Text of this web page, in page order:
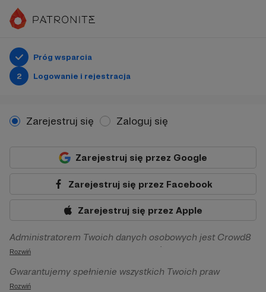
Próg wsparcia
2
Logowanie i rejestracja
Zarejestruj się Zaloguj się
Zarejestruj się przez Google
Zarejestruj się przez Facebook
Zarejestruj się przez Apple
Administratorem Twoich danych osobowych jest Crowd8
sp. z o.o. z siedziba w Warszawie, ul. Żwirki i Wigury 16, 02-
092 Warszawa. Twoje dane osobowe będą przetwarzane w
szczególności w celu wykonania umowy zawartej z Tobą, w
Rozwiń
Gwarantujemy spełnienie wszystkich Twoich praw
wynikających z ogólnego rozporządzenia o ochronie
Rozwiń